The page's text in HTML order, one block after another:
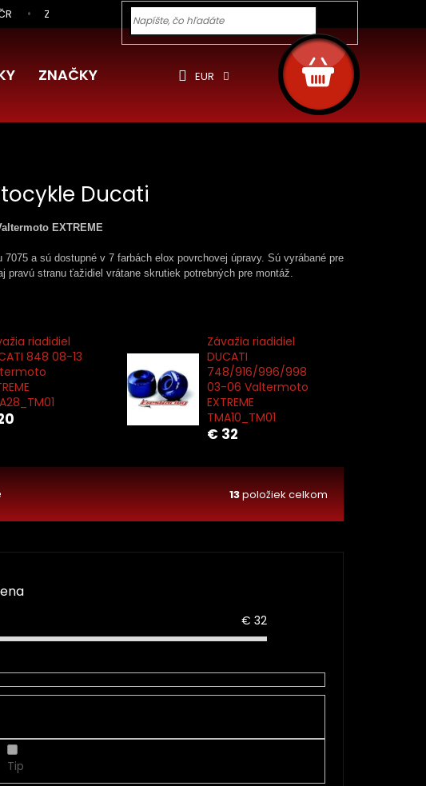
Zľavy pre Vás Ochrana osobných údajov
EUR
NÁKUPNÝ
KOŠÍK
ZNAČKY
Ducati
EXTREME
a sú dostupné v 7 farbách elox povrchovej úpravy. Sú vyrábané pre
stranu ťažidiel vrátane skrutiek potrebných pre montáž.
riadidiel
848 08-13
Závažia riadidiel
DUCATI
748/916/996/998
03-06 Valtermoto
EXTREME
TMA10_TM01
€ 32
13položiek celkom
€ 32
Tip